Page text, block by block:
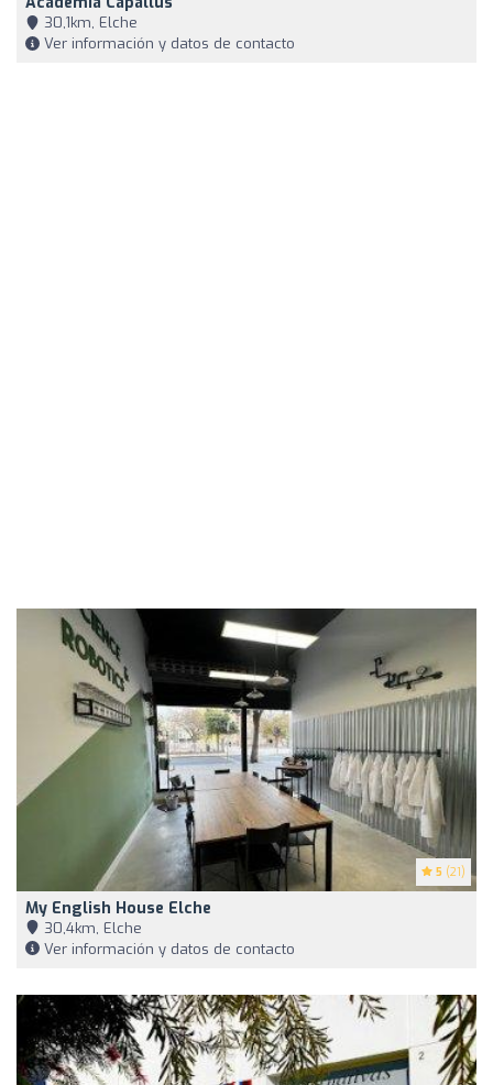
30,1km, Elche
Ver información y datos de contacto
5 (21)
My English House Elche
30,4km, Elche
Ver información y datos de contacto